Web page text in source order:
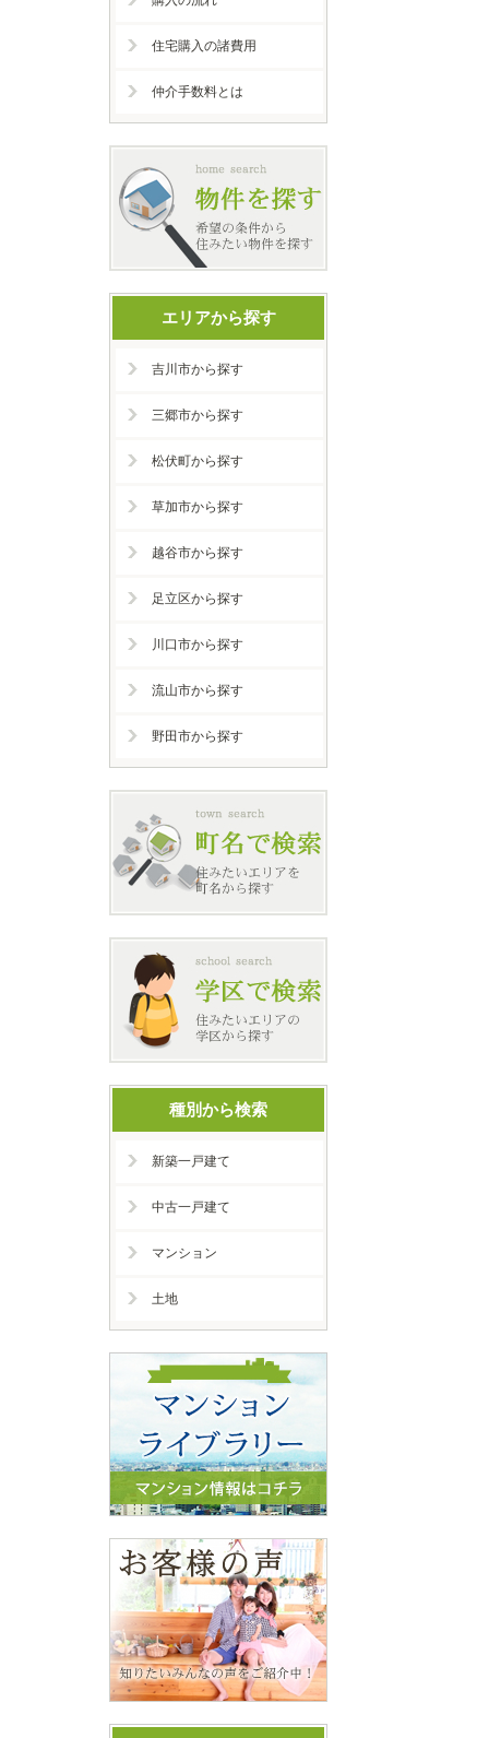
住宅購入の諸費用
仲介手数料とは
エリアから探す
吉川市から探す
三郷市から探す
松伏町から探す
草加市から探す
越谷市から探す
足立区から探す
川口市から探す
流山市から探す
野田市から探す
種別から検索
新築一戸建て
中古一戸建て
マンション
土地